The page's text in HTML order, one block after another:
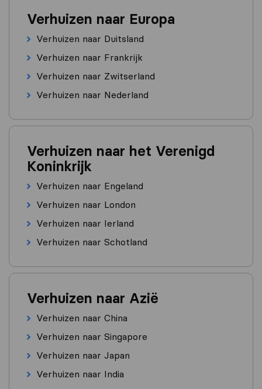
Verhuizen naar Europa
Verhuizen naar Duitsland
Verhuizen naar Frankrijk
Verhuizen naar Zwitserland
Verhuizen naar Nederland
Verhuizen naar het Verenigd
Koninkrijk
Verhuizen naar Engeland
Verhuizen naar London
Verhuizen naar Ierland
Verhuizen naar Schotland
Verhuizen naar Azië
Verhuizen naar China
Verhuizen naar Singapore
Verhuizen naar Japan
Verhuizen naar India